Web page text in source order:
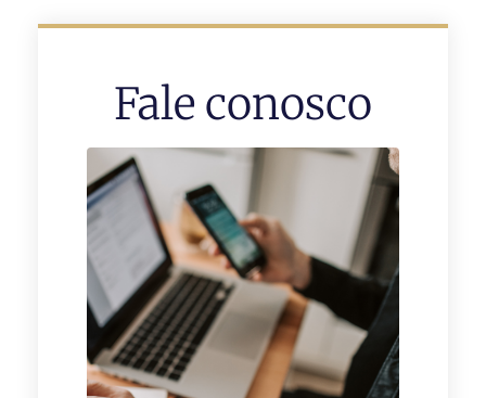
Fale conosco